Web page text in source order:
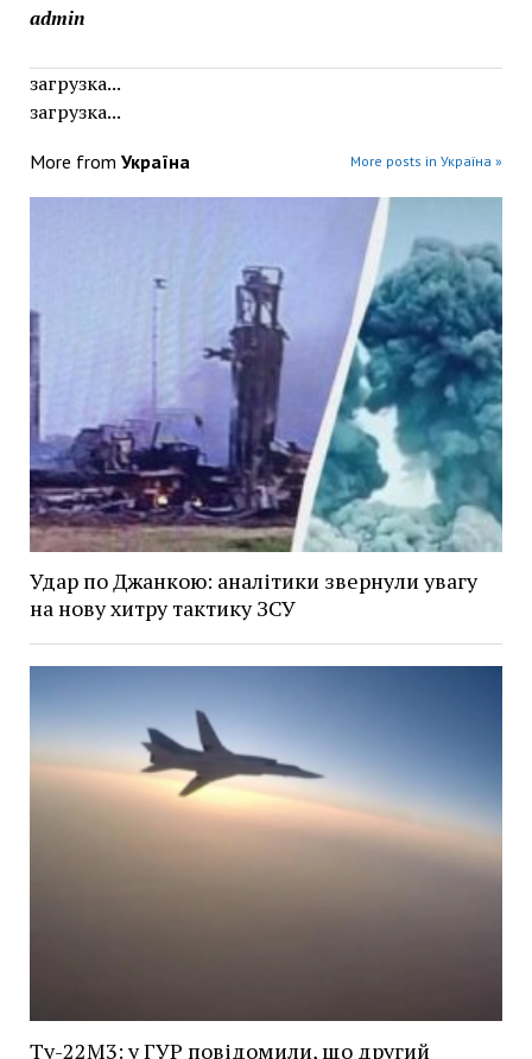
admin
загрузка...
загрузка...
More from Україна More posts in Україна »
Удар по Джанкою: аналітики звернули увагу
на нову хитру тактику ЗСУ
Ту-22М3: у ГУР повідомили, що другий